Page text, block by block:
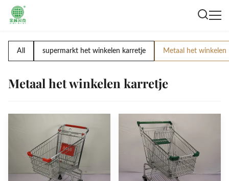
All supermarkt het winkelen karretje Metaal het winkelen
Metaal het winkelen karretje